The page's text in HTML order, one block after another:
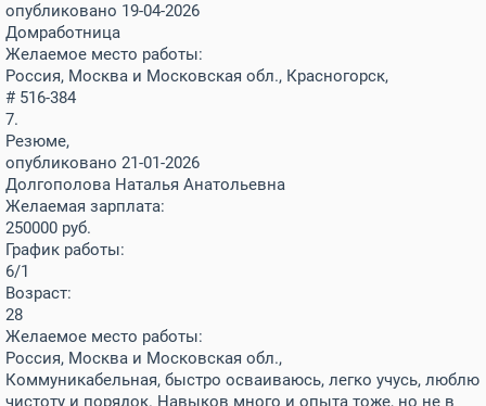
опубликовано 19-04-2026
Домработница
Желаемое место работы:
Россия, Москва и Московская обл., Красногорск,
# 516-384
7.
Резюме,
опубликовано 21-01-2026
Долгополова Наталья Анатольевна
Желаемая зарплата:
250000 руб.
График работы:
6/1
Возраст:
28
Желаемое место работы:
Россия, Москва и Московская обл.,
Коммуникабельная, быстро осваиваюсь, легко учусь, люблю
чистоту и порядок. Навыков много и опыта тоже, но не в